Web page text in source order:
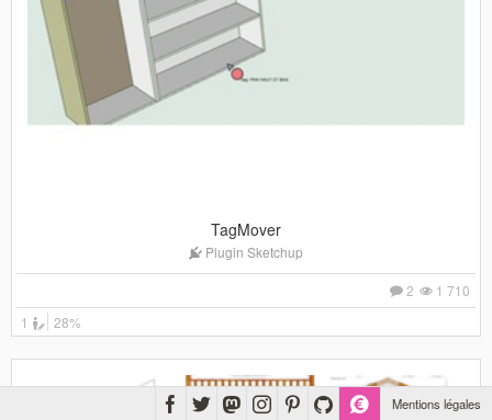
Mentions légales
TagMover
Plugin Sketchup
1 710
2
1
28%